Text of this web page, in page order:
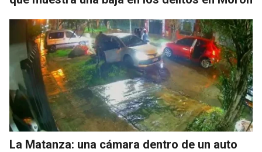
La Matanza: una cámara dentro de un auto